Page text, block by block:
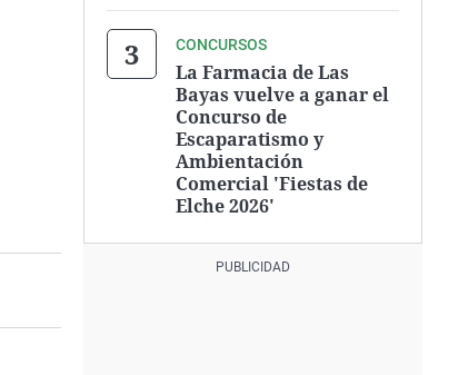
CONCURSOS
La Farmacia de Las
Bayas vuelve a ganar el
Concurso de
Escaparatismo y
Ambientación
Comercial 'Fiestas de
Elche 2026'